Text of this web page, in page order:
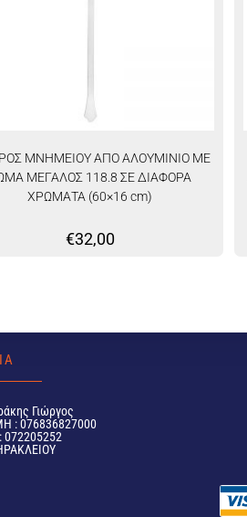
ΜΝΗΜΕΙΟΥ ΑΠΟ ΑΛΟΥΜΙΝΙΟ ΜΕ
ΜΕΓΑΛΟΣ 118.8 ΣΕ ΔΙΑΦΟΡΑ
ΧΡΩΜΑΤΑ (60×16 cm)
€32,00
Γιώργος
: 076836827000